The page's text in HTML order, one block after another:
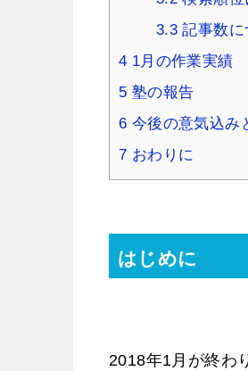
3.3 記事数に
4 1月の作業実績
5 塾の報告
6 今後の意気込み
7 おわりに
はじめに
2018年1月が終わ